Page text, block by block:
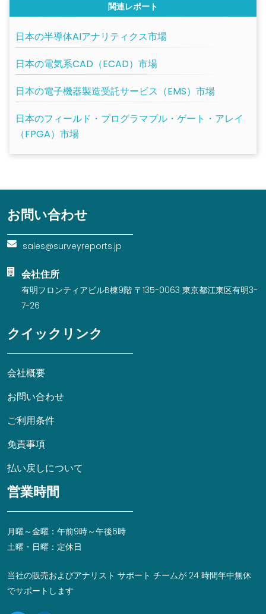
関連レポート
日本の半導体AIアナリティクス市場
日本の電気系CAD（ECAD）市場
日本の電子機器製造受託サービス（EMS）市場
日本のフィールド・プログラマブル・ゲート・アレイ
（FPGA）市場
お問い合わせ
sales@surveyreports.jp
会社住所
有明フロンティアビルB棟9階 〒135-0063 東京都江東区有明3-
7-26
クイックリンク
会社概要
お問い合わせ
ご利用条件
免責事項
払い戻しについて
営業時間
月曜～金曜：午前9時～午後6時
土曜・日曜：定休日
当社の販売およびアナリスト サポート チームが 24 時間年中無休
でサポートします